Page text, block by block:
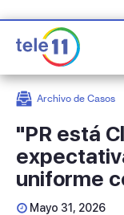
Archivo de Casos
"PR está
uniforme
Mayo 31, 2026
post